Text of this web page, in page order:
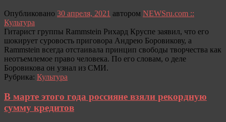
Опубликовано 30 апреля, 2021 автором NEWSru.com ::
Культура
Гитарист группы Rammstein Рихард Круспе заявил, что его
шокирует суровость приговора Андрею Боровикову, а
Rammstein всегда отстаивала принцип свободы творчества как
неотъемлемое право человека. По его словам, о деле
Боровикова он узнал из СМИ.
Рубрика: Культура
В марте этого года россияне взяли рекордную
сумму кредитов